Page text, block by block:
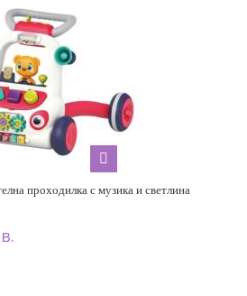
проходилка с музика и светлина